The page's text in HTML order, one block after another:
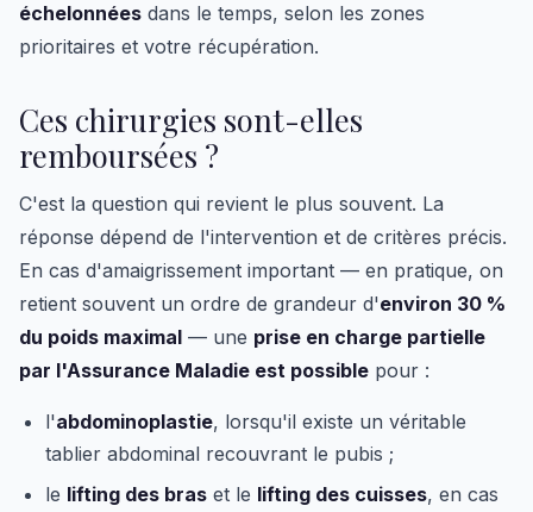
échelonnées dans le temps, selon les zones
prioritaires et votre récupération.
Ces chirurgies sont-elles
remboursées ?
C'est la question qui revient le plus souvent. La
réponse dépend de l'intervention et de critères précis.
En cas d'amaigrissement important — en pratique, on
retient souvent un ordre de grandeur d'environ 30 %
du poids maximal — une prise en charge partielle
par l'Assurance Maladie est possible pour :
l'abdominoplastie, lorsqu'il existe un véritable
tablier abdominal recouvrant le pubis ;
le lifting des bras et le lifting des cuisses, en cas